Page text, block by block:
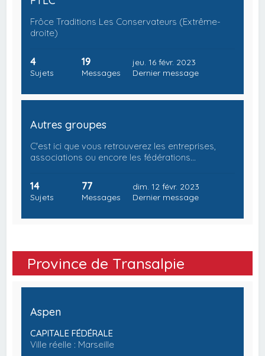
Frôce Traditions Les Conservateurs (Extrême-
droite)
4
Sujets
19
Messages
jeu. 16 févr. 2023
Dernier message
Autres groupes
C'est ici que vous retrouverez les entreprises,
associations ou encore les fédérations…
14
Sujets
77
Messages
dim. 12 févr. 2023
Dernier message
Province de Transalpie
Aspen
CAPITALE FÉDÉRALE
Ville réelle : Marseille